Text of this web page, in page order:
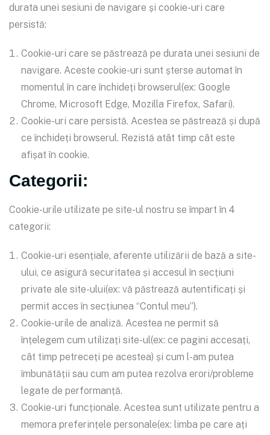
durata unei sesiuni de navigare și cookie-uri care
persistă:
Cookie-uri care se păstrează pe durata unei sesiuni de
navigare. Aceste cookie-uri sunt șterse automat în
momentul în care închideți browserul(ex: Google
Chrome, Microsoft Edge, Mozilla Firefox, Safari).
Cookie-uri care persistă. Acestea se păstrează și după
ce închideți browserul. Rezistă atât timp cât este
afișat în cookie.
Categorii:
Cookie-urile utilizate pe site-ul nostru se împart în 4
categorii:
Cookie-uri esențiale, aferente utilizării de bază a site-
ului, ce asigură securitatea și accesul în secțiuni
private ale site-ului(ex: vă păstrează autentificați și
permit acces în secțiunea “Contul meu”).
Cookie-urile de analiză. Acestea ne permit să
înțelegem cum utilizați site-ul(ex: ce pagini accesați,
cât timp petreceți pe acestea) și cum l-am putea
îmbunătății sau cum am putea rezolva erori/probleme
legate de performanță.
Cookie-uri funcționale. Acestea sunt utilizate pentru a
memora preferințele personale(ex: limba pe care ați